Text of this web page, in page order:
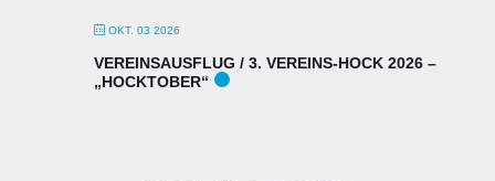
OKT. 03 2026
VEREINSAUSFLUG / 3. VEREINS-HOCK 2026 –
„HOCKTOBER“